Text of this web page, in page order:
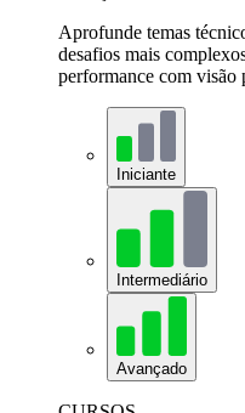
Aprofunde temas
desafios mais
performance com visão
Iniciante
Intermediário
Avançado